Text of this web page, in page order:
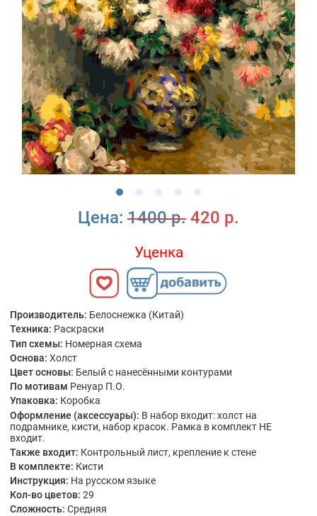
Цена: 1400 р. 420 р.
Уценка
Производитель: Белоснежка (Китай)
Техника: Раскраски
Тип схемы: Номерная схема
Основа: Холст
Цвет основы: Белый с нанесёнными контурами
По мотивам Ренуар П.О.
Упаковка: Коробка
Оформление (аксессуары): В набор входит: холст на
подрамнике, кисти, набор красок. Рамка в комплект НЕ
входит.
Также входит: Контрольный лист, крепление к стене
В комплекте: Кисти
Инструкция: На русском языке
Кол-во цветов: 29
Сложность: Средняя